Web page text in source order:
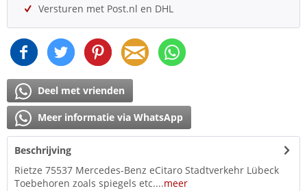
Versturen met Post.nl en DHL
Deel met vrienden
Meer informatie via WhatsApp
Beschrijving
Rietze 75537 Mercedes-Benz eCitaro Stadtverkehr Lübeck
Toebehoren zoals spiegels etc....meer